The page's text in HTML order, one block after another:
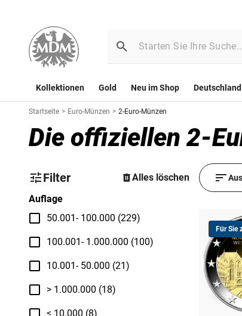
Kollektionen Gold Neu im Shop Deutschland
Startseite > Euro-Münzen > 2-Euro-Münzen
Die offiziellen 2-
Filter
Alles löschen
Auflage
50.001- 100.000 (229)
100.001- 1.000.000 (100)
10.001- 50.000 (21)
> 1.000.000 (18)
≤ 10.000 (8)
Für Sie